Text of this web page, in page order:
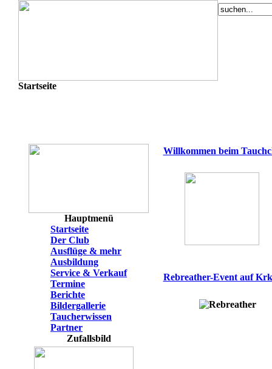
Startseite
Hauptmenü
Startseite
Der Club
Ausflüge & mehr
Ausbildung
Service & Verkauf
Termine
Berichte
Bildergallerie
Taucherwissen
Partner
Zufallsbild
Willkommen beim
Rebreather-Event auf